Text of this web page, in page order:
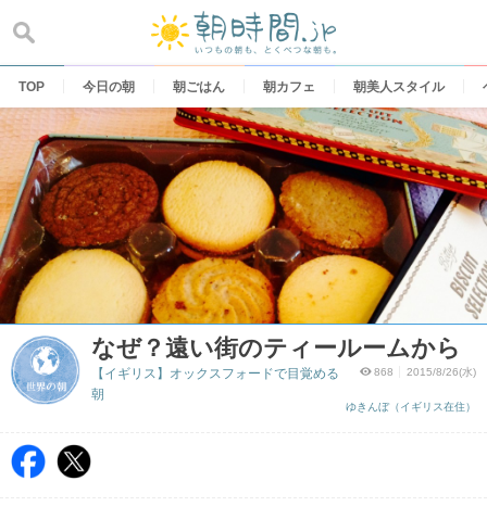
content
TOP 今日の朝 朝ごはん 朝カフェ 朝美人スタイル
なぜ？遠い街のティールームから
868 2015/8/26(水)
ゆきんぼ（イギリス在住）
【イギリス】オックスフォードで目覚める
朝